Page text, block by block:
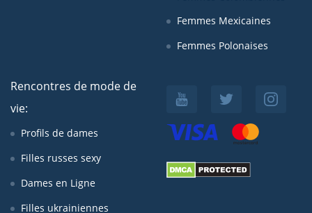
Femmes Mexicaines
Femmes Polonaises
Rencontres de mode de
vie:
Profils de dames
Filles russes sexy
Dames en Ligne
Filles ukrainiennes